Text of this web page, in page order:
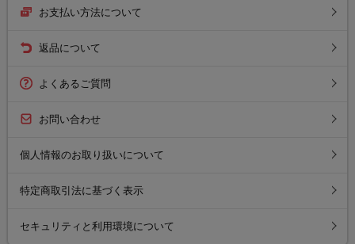
お支払い方法について
返品について
よくあるご質問
お問い合わせ
個人情報のお取り扱いについて
特定商取引法に基づく表示
セキュリティと利用環境について